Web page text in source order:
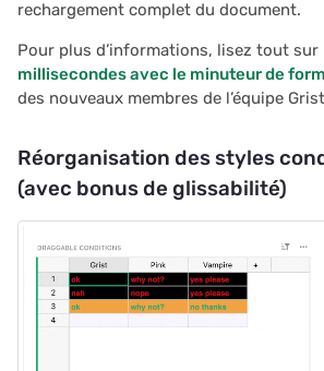
rechargement complet du document.
Pour plus d’informations, lisez tout sur
millisecondes avec le minuteur de
des nouveaux membres de l’équipe
Réorganisation des styles
(avec bonus de glissabilité)